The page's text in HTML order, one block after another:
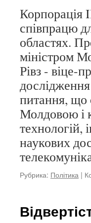
Корпорація
співпрацю
областях.
міністром
Рівз - віце-
дослідження
питання, що
Молдовою і
технологій,
наукових
Рубрика: Політика |